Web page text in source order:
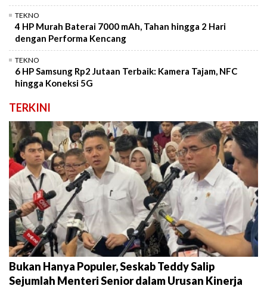
TEKNO
4 HP Murah Baterai 7000 mAh, Tahan hingga 2 Hari
dengan Performa Kencang
TEKNO
6 HP Samsung Rp2 Jutaan Terbaik: Kamera Tajam, NFC
hingga Koneksi 5G
TERKINI
Bukan Hanya Populer, Seskab Teddy Salip
Sejumlah Menteri Senior dalam Urusan Kinerja